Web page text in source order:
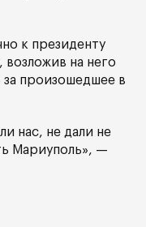
к президенту
на него
за произошедшее в
нас, не дали не
Мариуполь», —